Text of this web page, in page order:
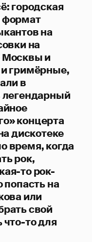
городская
формат
на
на
Москвы и
гримёрные,
в
концерта
дискотеке
время, когда
рок,
то рок-
попасть на
или
свой
то для